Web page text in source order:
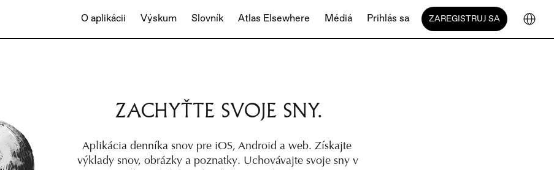
O aplikácii Výskum Slovník Atlas Elsewhere Médiá Prihlás sa ZAREGISTRUJ SA
ZACHYŤTE SVOJE SNY.
Aplikácia denníka snov pre iOS, Android a web. Získajte
výklady snov, obrázky a poznatky. Uchovávajte svoje sny v